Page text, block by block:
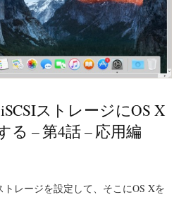
ストレージにOS X
る – 第4話 – 応用編
トレージを設定して、そこにOS Xを